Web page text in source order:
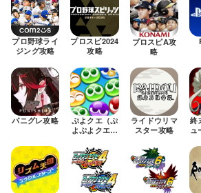
プロ野球ライ
ジング攻略
プロスピ2024
攻略
プロスピA攻
略
パニグレ攻略
ぷよクエ（ぷ
よぷよクエス
ライドウリマ
スター攻略
終
ュ